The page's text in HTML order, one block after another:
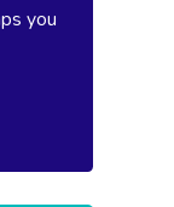
you